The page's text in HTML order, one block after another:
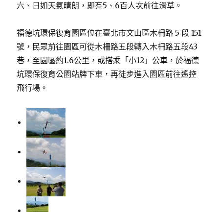
六、日如天氣晴朗，即有5、6百人次前往滑草。
福德坑環保復育園區位在臺北市文山區木柵路 5 段 151
號，民眾前往園區可從木柵路五段轉入木柵路五段43
巷，至園區約1.6公里，或搭乘「小12」公車，於福德
坑環保復育公園站牌下車，再徒步進入園區前往遙控
飛行場。